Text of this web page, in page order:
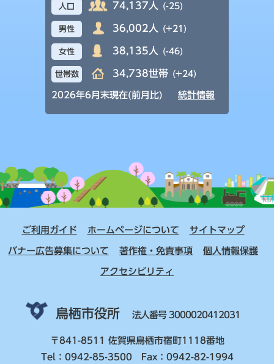
人口 74,137人 (-25)
男性 36,002人 (+21)
女性 38,135人 (-46)
世帯数 34,738世帯 (+24)
2026年6月末現在(前月比) 統計情報
ご利用ガイド ホームページについて サイトマップ
バナー広告募集について 著作権・免責事項 個人情報保護
アクセシビリティ
鳥栖市役所 法人番号 3000020412031
〒841-8511 佐賀県鳥栖市宿町1118番地
Tel：0942-85-3500 Fax：0942-82-1994